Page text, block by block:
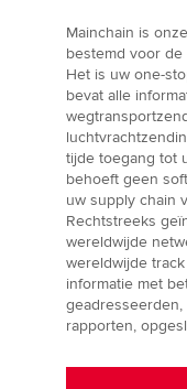
Mainchain is
bestemd voor
Het is uw one-
bevat alle
tijde toegang tot
behoeft geen
uw supply chain
Rechtstreeks
wereldwijde
wereldwijde
informatie met
rapporten,